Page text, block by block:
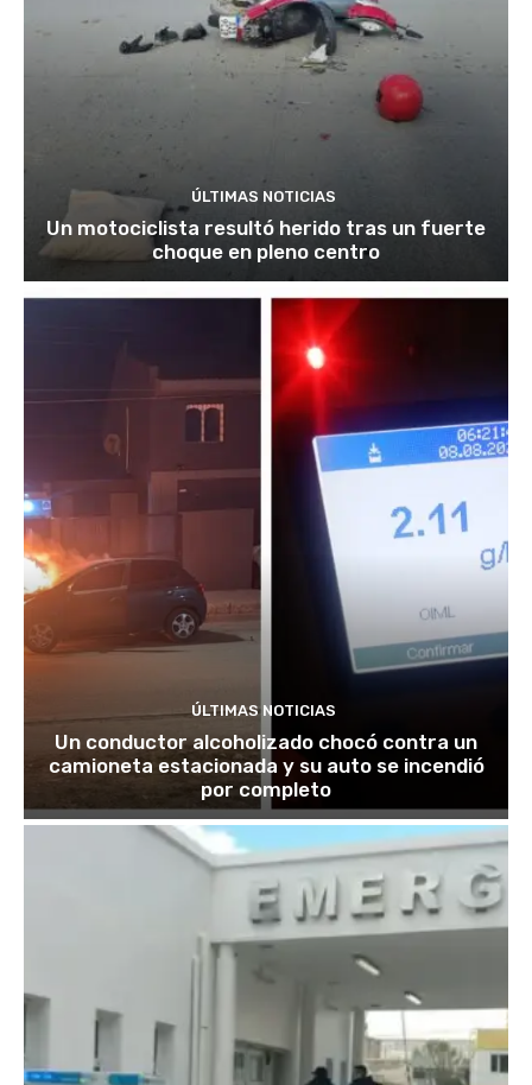
ÚLTIMAS NOTICIAS
Un motociclista resultó herido tras un fuerte
choque en pleno centro
ÚLTIMAS NOTICIAS
Un conductor alcoholizado chocó contra un
camioneta estacionada y su auto se incendió
por completo